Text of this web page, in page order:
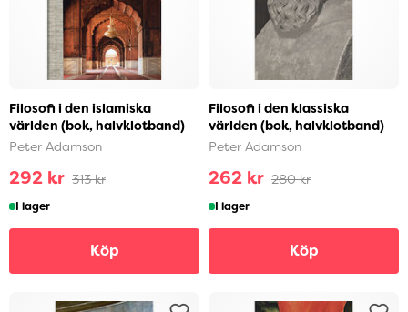
Filosofi i den islamiska
världen (bok, halvklotband)
Peter Adamson
292 kr 313 kr
I lager
Köp
Filosofi i den klassiska
världen (bok, halvklotband)
Peter Adamson
262 kr 280 kr
I lager
Köp